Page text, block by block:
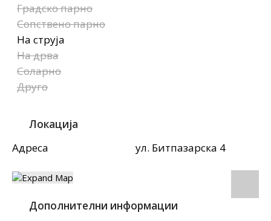
Градско парно
Сопствено парно
На струја
На дрва
Соларно
Друго
Локација
Адреса
ул. Битпазарска 4
Дополнителни информации